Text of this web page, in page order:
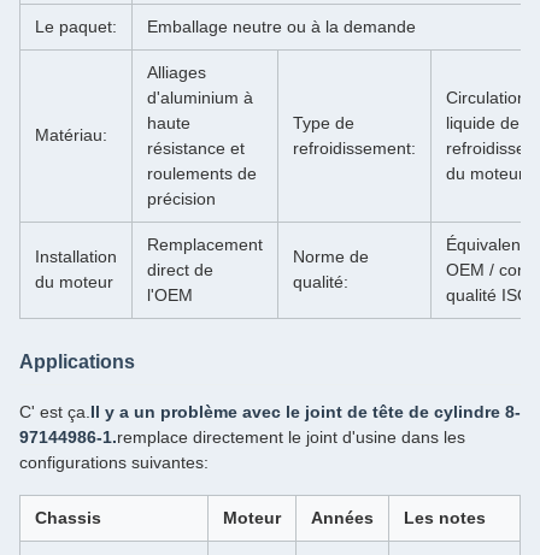
Le paquet: Emballage neutre ou à la demande
Matériau:
Alliages
d'aluminium à
haute
résistance et
roulements de
précision
Type de
refroidissement:
Circulation
liquide de
du moteur
Installation
du moteur
Remplacement
direct de
l'OEM
Norme de
qualité:
Équivalent
OEM /
qualité ISO
Applications
C' est ça.Il y a un problème avec le joint de tête de cylindre 8-
97144986-1.remplace directement le joint d'usine dans les
configurations suivantes:
Chassis Moteur Années Les notes